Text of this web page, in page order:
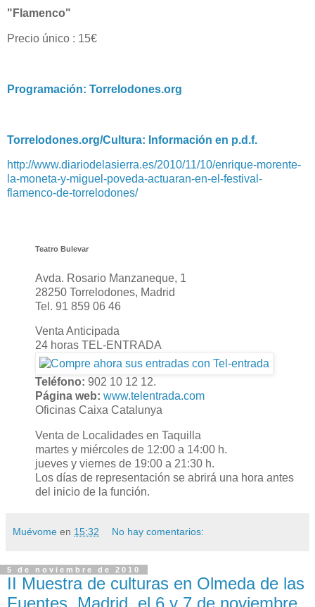
"Flamenco"
Precio único : 15€
Programación: Torrelodones.org
Torrelodones.org/Cultura: Información en p.d.f.
http://www.diariodelasierra.es/2010/11/10/enrique-morente-
la-moneta-y-miguel-poveda-actuaran-en-el-festival-
flamenco-de-torrelodones/
Teatro Bulevar
Avda. Rosario Manzaneque, 1
28250 Torrelodones, Madrid
Tel. 91 859 06 46
Venta Anticipada
24 horas TEL-ENTRADA
Teléfono: 902 10 12 12.
Página web: www.telentrada.com
Oficinas Caixa Catalunya
Venta de Localidades en Taquilla
martes y miércoles de 12:00 a 14:00 h.
jueves y viernes de 19:00 a 21:30 h.
Los días de representación se abrirá una hora antes
del inicio de la función.
Muévome en 15:32 No hay comentarios:
5 de noviembre de 2010
II Muestra de culturas en Olmeda de las